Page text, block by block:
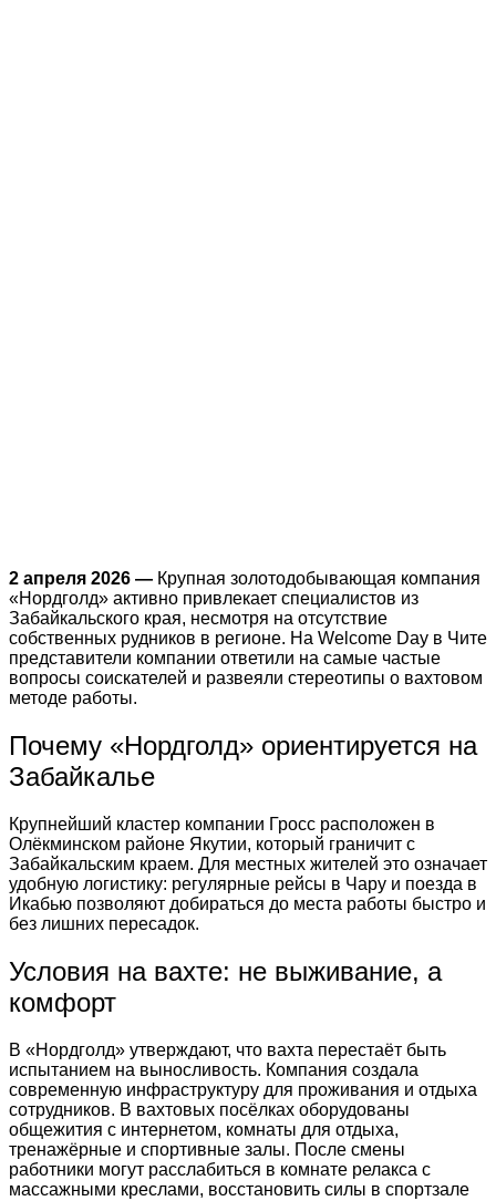
2 апреля 2026 — Крупная золотодобывающая компания
«Нордголд» активно привлекает специалистов из
Забайкальского края, несмотря на отсутствие
собственных рудников в регионе. На Welcome Day в Чите
представители компании ответили на самые частые
вопросы соискателей и развеяли стереотипы о вахтовом
методе работы.
Почему «Нордголд» ориентируется на
Забайкалье
Крупнейший кластер компании Гросс расположен в
Олёкминском районе Якутии, который граничит с
Забайкальским краем. Для местных жителей это означает
удобную логистику: регулярные рейсы в Чару и поезда в
Икабью позволяют добираться до места работы быстро и
без лишних пересадок.
Условия на вахте: не выживание, а
комфорт
В «Нордголд» утверждают, что вахта перестаёт быть
испытанием на выносливость. Компания создала
современную инфраструктуру для проживания и отдыха
сотрудников. В вахтовых посёлках оборудованы
общежития с интернетом, комнаты для отдыха,
тренажёрные и спортивные залы. После смены
работники могут расслабиться в комнате релакса с
массажными креслами, восстановить силы в спортзале